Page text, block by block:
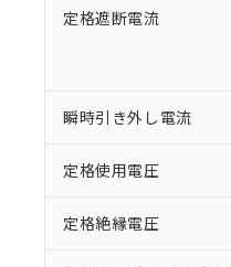
定格遮断電流
瞬時引き外し電流
定格使用電圧
定格絶縁電圧